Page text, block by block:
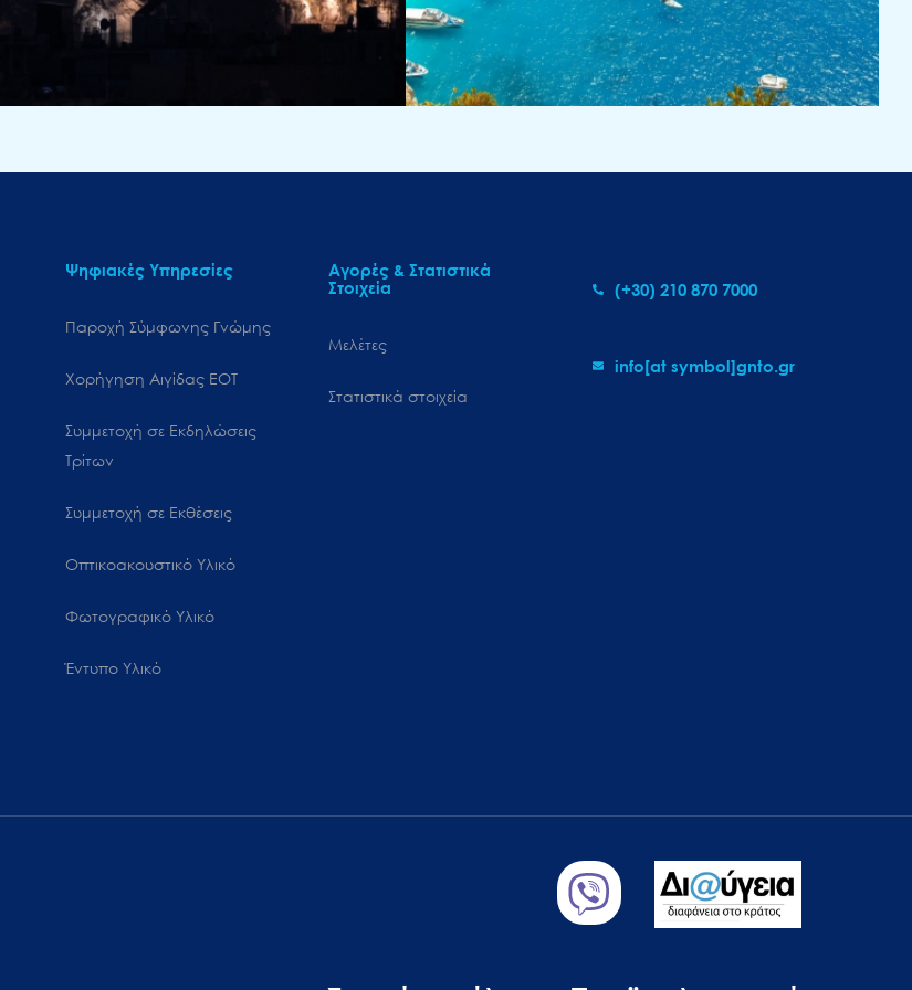
Ψηφιακές Υπηρεσίες
Παροχή Σύμφωνης Γνώμης
Χορήγηση Αιγίδας ΕΟΤ
Συμμετοχή σε Εκδηλώσεις
Τρίτων
Συμμετοχή σε Εκθέσεις
Οπτικοακουστικό Υλικό
Φωτογραφικό Υλικό
Έντυπο Υλικό
Αγορές & Στατιστικά
Στοιχεία
Μελέτες
Στατιστικά στοιχεία
(+30) 210 870 7000
info[at symbol]gnto.gr